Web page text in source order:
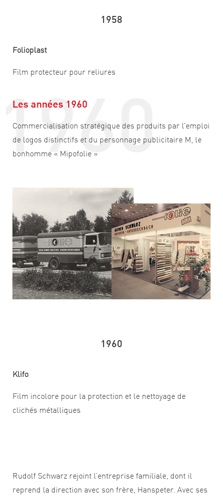
1958
Folioplast
Film protecteur pour reliures
Les années 1960
Commercialisation stratégique des produits par l’emploi
de logos distinctifs et du personnage publicitaire M, le
bonhomme « Mipofolie »
1960
Klifo
Film incolore pour la protection et le nettoyage de
clichés métalliques
Rudolf Schwarz rejoint l’entreprise familiale, dont il
reprend la direction avec son frère, Hanspeter. Avec ses